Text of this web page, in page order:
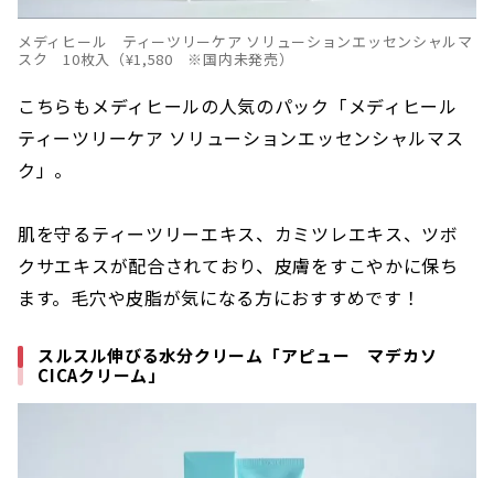
メディヒール ティーツリーケア ソリューションエッセンシャルマ
スク 10枚入（¥1,580 ※国内未発売）
こちらもメディヒールの人気のパック「メディヒール
ティーツリーケア ソリューションエッセンシャルマス
ク」。
肌を守るティーツリーエキス、カミツレエキス、ツボ
クサエキスが配合されており、皮膚をすこやかに保ち
ます。毛穴や皮脂が気になる方におすすめです！
スルスル伸びる水分クリーム「アピュー マデカソ
CICAクリーム」